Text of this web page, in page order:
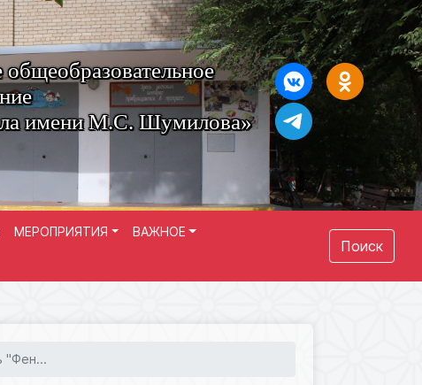
имени М.С. Шумилова»
МЕРОПРИЯТИЯ
ВАЖНОЕ
Поиск
"Фен...